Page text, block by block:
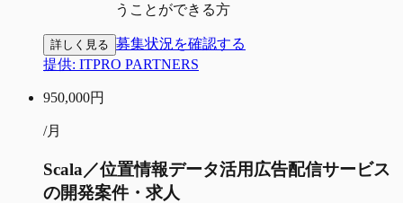
うことができる方
詳しく見る 募集状況を確認する
提供: ITPRO PARTNERS
950,000円
/月
Scala／位置情報データ活用広告配信サービス
の開発案件・求人